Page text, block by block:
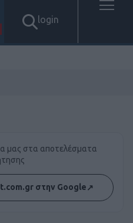
login
μας στα αποτελέσματα
στην Google↗